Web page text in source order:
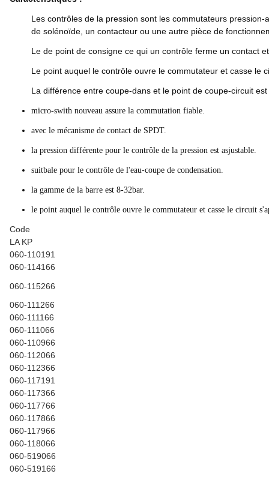
Les contrôles de la pression sont les commutateurs
de solénoïde, un contacteur ou une autre pièce de
Le de point de consigne ce qui un contrôle ferme un contact
Le point auquel le contrôle ouvre le commutateur et casse le
La différence entre coupe-dans et le point de coupe-circuit
micro-swith nouveau assure la commutation fiable.
avec le mécanisme de contact de SPDT.
la pression différente pour le contrôle de la pression est asjustable.
suitbale pour le contrôle de l'eau-coupe de condensation.
la gamme de la barre est 8-32bar.
le point auquel le contrôle ouvre le commutateur et casse le circuit
Code
LA KP
060-110191
060-114166
060-115266
060-111266
060-111166
060-111066
060-110966
060-112066
060-112366
060-117191
060-117366
060-117766
060-117866
060-117966
060-118066
060-519066
060-519166